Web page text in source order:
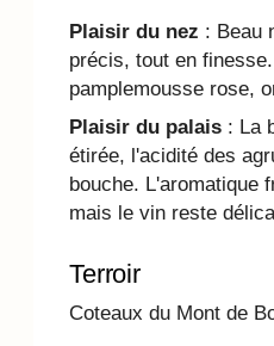
Plaisir du nez : Beau
précis, tout en
pamplemousse rose,
Plaisir du palais : La
étirée, l'acidité des
bouche. L'aromatique
mais le vin reste
Terroir
Coteaux du Mont de